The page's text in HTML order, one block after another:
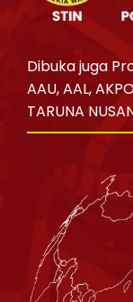
Dibuka juga
AAU, AAL,
TARUNA